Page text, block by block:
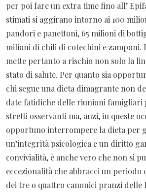
per poi fare un extra time fino all’
stimati si aggirano intorno ai 100
pandori e panettoni, 65 milioni di
milioni di chili di cotechini e zamponi.
mette pertanto a rischio non solo la
stato di salute. Per quanto sia
chi segue una dieta dimagrante non
date fatidiche delle riunioni famigliari
stretti osservanti ma, anzi, in queste
opportuno interrompere la dieta per
un’integrità psicologica e un diritto
convivialità, è anche vero che non si
eccezionalità che abbracci un periodo
dei tre o quattro canonici pranzi delle